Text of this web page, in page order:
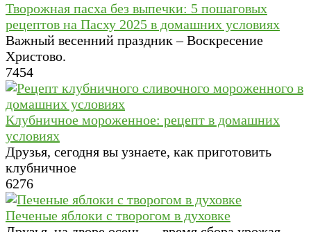
Творожная пасха без выпечки: 5 пошаговых
рецептов на Пасху 2025 в домашних условиях
Важный весенний праздник – Воскресение
Христово.
7454
Клубничное мороженное: рецепт в домашних
условиях
Друзья, сегодня вы узнаете, как приготовить
клубничное
6276
Печеные яблоки с творогом в духовке